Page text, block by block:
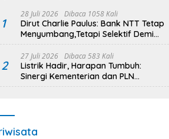
1
28 Juli 2026 Dibaca 1058 Kali
Dirut Charlie Paulus: Bank NTT Tetap
Menyumbang,Tetapi Selektif Demi
Kepentingan Masyarakat
2
27 Juli 2026 Dibaca 583 Kali
Listrik Hadir, Harapan Tumbuh:
Sinergi Kementerian dan PLN
Percepat Pembangunan Infrastruktur